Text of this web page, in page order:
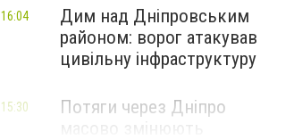
Дим над Дніпровським
районом: ворог атакував
цивільну інфраструктуру
16:04
Потяги через Дніпро
15:30